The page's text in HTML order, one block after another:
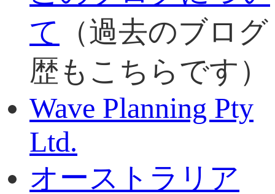
て
（過去のブログ
歴もこちらです）
Wave Planning Pty
Ltd.
オーストラリア